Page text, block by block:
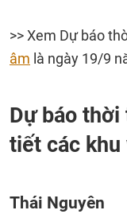
>> Xem Dự báo
âm là ngày 19/9
Dự báo
tiết các
Thái Nguyên